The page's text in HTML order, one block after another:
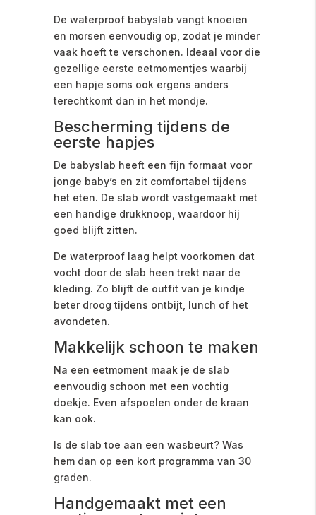
De waterproof babyslab vangt knoeien
en morsen eenvoudig op, zodat je minder
vaak hoeft te verschonen. Ideaal voor die
gezellige eerste eetmomentjes waarbij
een hapje soms ook ergens anders
terechtkomt dan in het mondje.
Bescherming tijdens de
eerste hapjes
De babyslab heeft een fijn formaat voor
jonge baby’s en zit comfortabel tijdens
het eten. De slab wordt vastgemaakt met
een handige drukknoop, waardoor hij
goed blijft zitten.
De waterproof laag helpt voorkomen dat
vocht door de slab heen trekt naar de
kleding. Zo blijft de outfit van je kindje
beter droog tijdens ontbijt, lunch of het
avondeten.
Makkelijk schoon te maken
Na een eetmoment maak je de slab
eenvoudig schoon met een vochtig
doekje. Even afspoelen onder de kraan
kan ook.
Is de slab toe aan een wasbeurt? Was
hem dan op een kort programma van 30
graden.
Handgemaakt met een